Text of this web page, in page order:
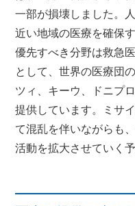
一部が損壊しました。
近い地域の医療を確保
優先すべき分野は救急
として、世界の医療団
ツィ、キーウ、ドニプ
提供しています。ミサ
て混乱を伴いながらも
活動を拡大させていく予